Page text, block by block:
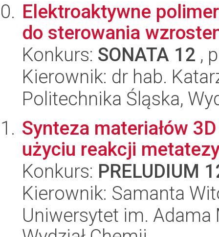
Elektroaktywne
do sterowania
Konkurs: SONATA 12 ,
Kierownik: dr hab.
Politechnika Śląska,
Synteza materiałów
użyciu reakcji
Konkurs: PRELUDIUM
Kierownik: Samanta
Uniwersytet im.